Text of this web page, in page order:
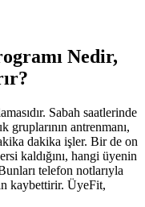
Nedir,
Sabah saatlerinde
antrenmanı,
dakika işler. Bir de on
kaldığını, hangi üyenin
telefon notlarıyla
kaybettirir. ÜyeFit,